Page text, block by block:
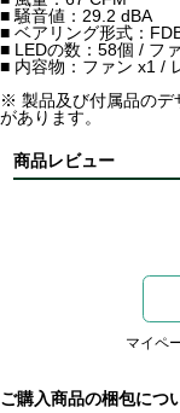
■ 騒音値：29.2 dBA
■ ベアリング形式：
■ LEDの数：58個 / フ
■ 内容物：ファン x1 /
※ 製品及び付属品のデ
があります。
商品レビュー
マイペ
ご購入商品の梱包につ